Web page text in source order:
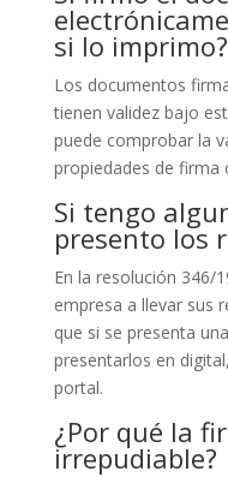
si lo imprimo?
Los documentos
tienen validez bajo
puede comprobar la
propiedades de
Si tengo
presento los
En la resolución 346/
empresa a llevar sus
que si se presenta
presentarlos en
portal.
¿Por qué la
irrepudiable?